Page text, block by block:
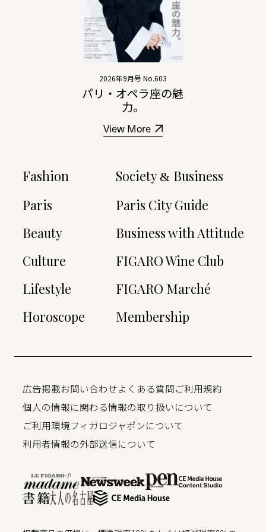
2026年9月号 No.603
パリ・オペラ座の魅
力。
View More
Fashion
Paris
Beauty
Culture
Lifestyle
Horoscope
Society& Business
Paris City Guide
Business with Attitude
FIGARO Wine Club
FIGARO Marché
Membership
広告掲載お問い合わせよくある質問ご利用規約
個人の情報に関わる情報の取り扱いについて
ご利用環境フィガロジャポンについて
利用者情報の外部送信について